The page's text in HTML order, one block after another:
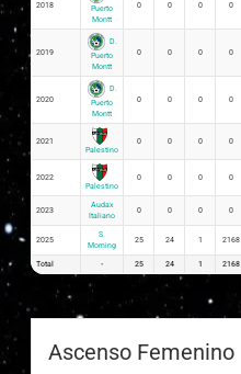
2018
Puerto
Montt
0 0 0 0
2019
D.
Puerto
Montt
0 0 0 0
2020
D.
Puerto
Montt
0 0 0 0
2021
Palestino
0 0 0 0
2022
Palestino
0 0 0 0
2023
Audax
Italiano
0 0 0 0
2025
S.
Morning
25 24 1 2168
Total - 25 24 1 2168
Ascenso Femenino